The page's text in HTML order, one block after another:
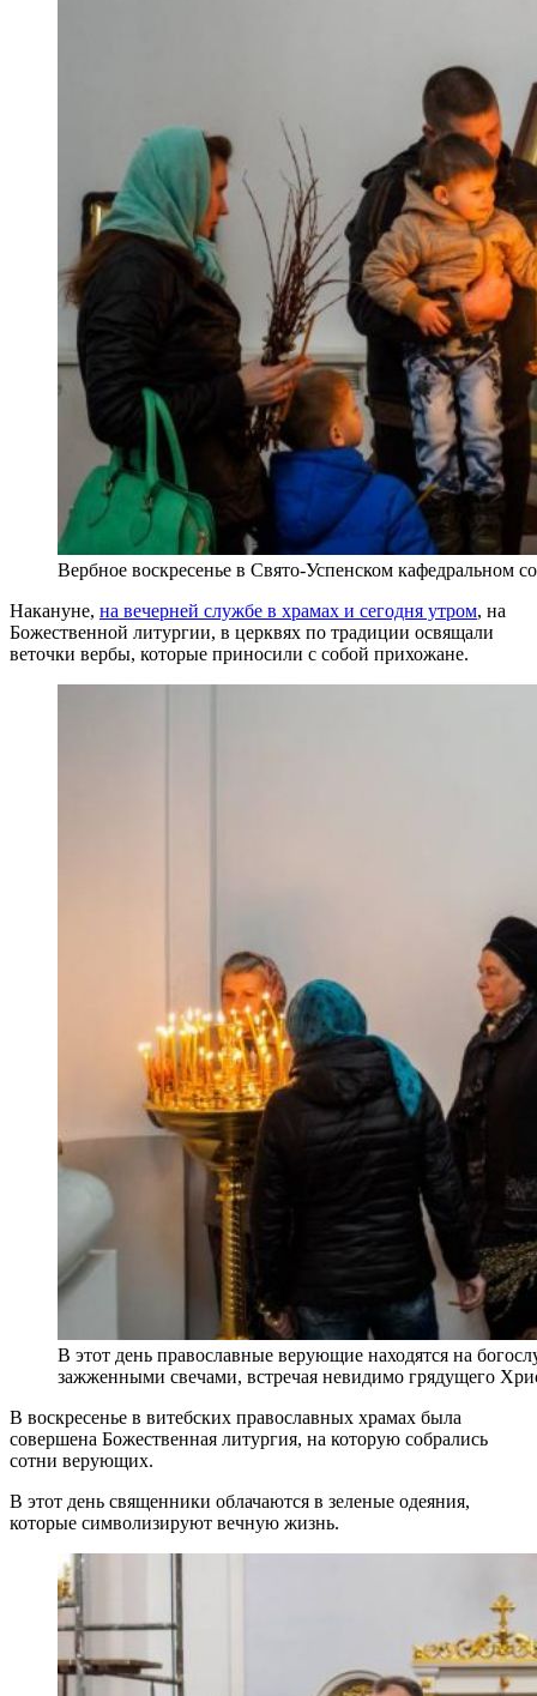
Вербное воскресенье в Свято-Успенском кафедральном
Накануне, на вечерней службе в храмах и сегодня утром, на
Божественной литургии, в церквях по традиции освящали
веточки вербы, которые приносили с собой прихожане.
В этот день православные верующие находятся на
зажженными свечами, встречая невидимо грядущего
В воскресенье в витебских православных храмах была
совершена Божественная литургия, на которую собрались
сотни верующих.
В этот день священники облачаются в зеленые одеяния,
которые символизируют вечную жизнь.